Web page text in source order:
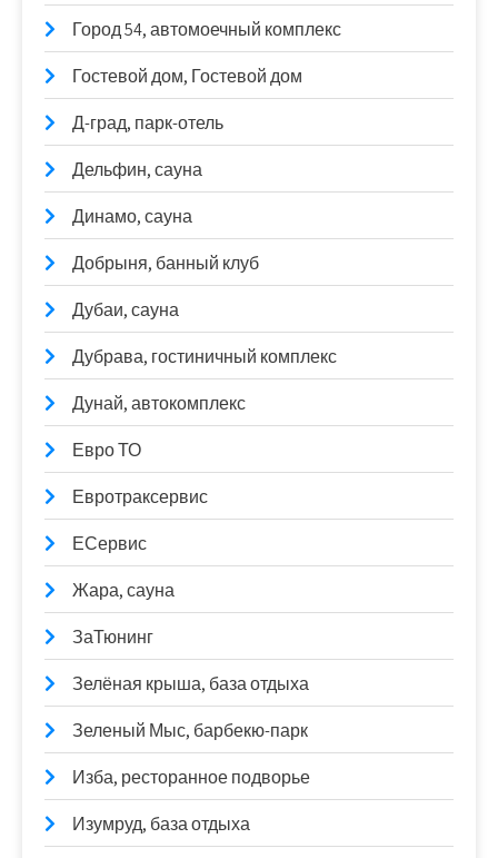
Город 54, автомоечный комплекс
Гостевой дом, Гостевой дом
Д-град, парк-отель
Дельфин, сауна
Динамо, сауна
Добрыня, банный клуб
Дубаи, сауна
Дубрава, гостиничный комплекс
Дунай, автокомплекс
Евро ТО
Евротраксервис
ЕСервис
Жара, сауна
ЗаТюнинг
Зелёная крыша, база отдыха
Зеленый Мыс, барбекю-парк
Изба, ресторанное подворье
Изумруд, база отдыха